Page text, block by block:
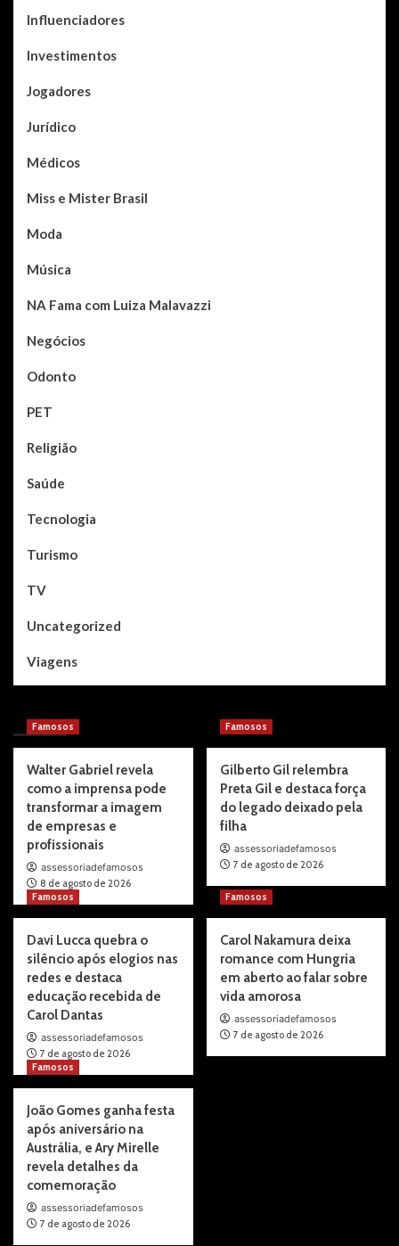
Influenciadores
Investimentos
Jogadores
Jurídico
Médicos
Miss e Mister Brasil
Moda
Música
NA Fama com Luiza Malavazzi
Negócios
Odonto
PET
Religião
Saúde
Tecnologia
Turismo
TV
Uncategorized
Viagens
You may have missed
Famosos
Walter Gabriel revela
como a imprensa pode
transformar a imagem
de empresas e
profissionais
assessoriadefamosos
8 de agosto de 2026
Famosos
Gilberto Gil relembra
Preta Gil e destaca força
do legado deixado pela
filha
assessoriadefamosos
7 de agosto de 2026
Famosos
Davi Lucca quebra o
silêncio após elogios nas
redes e destaca
educação recebida de
Carol Dantas
assessoriadefamosos
7 de agosto de 2026
Famosos
Carol Nakamura deixa
romance com Hungria
em aberto ao falar sobre
vida amorosa
assessoriadefamosos
7 de agosto de 2026
Famosos
João Gomes ganha festa
após aniversário na
Austrália, e Ary Mirelle
revela detalhes da
comemoração
assessoriadefamosos
7 de agosto de 2026